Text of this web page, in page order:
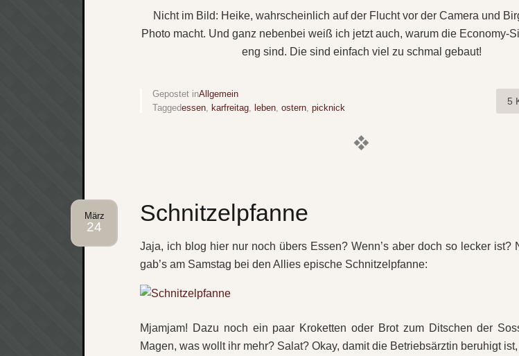
Nicht im Bild: Heike, wahrscheinlich auf der Flucht vor der Camera und
Photo macht. Und ganz nebenbei weiß ich jetzt auch, warum die Economy-
eng sind. Die sind einfach viel zu schmal gebaut!
5
Gepostet inAllgemein
Taggedessen karfreitag leben ostern picknick
Schnitzelpfanne
März
24
Jaja, ich blog hier nur noch übers Essen? Wenn’s aber doch so lecker ist?
gab’s am Samstag bei den Allies epische Schnitzelpfanne:
Mjamjam! Dazu noch ein paar Kroketten oder Brot zum Ditschen der
Magen, was wollt ihr mehr? Salat? Okay, damit die Betriebsärztin beruhigt